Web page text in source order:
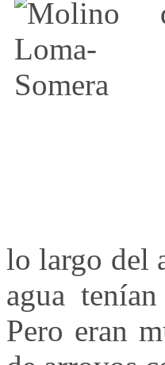
lo largo del
agua
Pero eran